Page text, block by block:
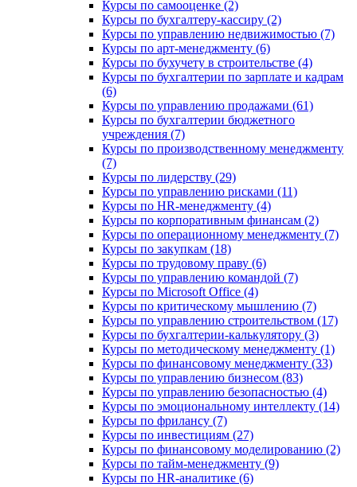
Курсы по самооценке (2)
Курсы по бухгалтеру-кассиру (2)
Курсы по управлению недвижимостью (7)
Курсы по арт-менеджменту (6)
Курсы по бухучету в строительстве (4)
Курсы по бухгалтерии по зарплате и кадрам
(6)
Курсы по управлению продажами (61)
Курсы по бухгалтерии бюджетного
учреждения (7)
Курсы по производственному менеджменту
(7)
Курсы по лидерству (29)
Курсы по управлению рисками (11)
Курсы по HR-менеджменту (4)
Курсы по корпоративным финансам (2)
Курсы по операционному менеджменту (7)
Курсы по закупкам (18)
Курсы по трудовому праву (6)
Курсы по управлению командой (7)
Курсы по Microsoft Office (4)
Курсы по критическому мышлению (7)
Курсы по управлению строительством (17)
Курсы по бухгалтерии-калькулятору (3)
Курсы по методическому менеджменту (1)
Курсы по финансовому менеджменту (33)
Курсы по управлению бизнесом (83)
Курсы по управлению безопасностью (4)
Курсы по эмоциональному интеллекту (14)
Курсы по фрилансу (7)
Курсы по инвестициям (27)
Курсы по финансовому моделированию (2)
Курсы по тайм-менеджменту (9)
Курсы по HR-аналитике (6)